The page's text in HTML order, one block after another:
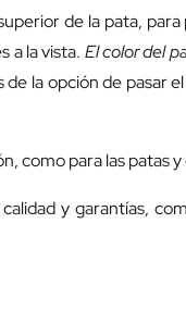
de la pata,
a la vista. El color del
la opción de pasar
como para las patas
y garantías,